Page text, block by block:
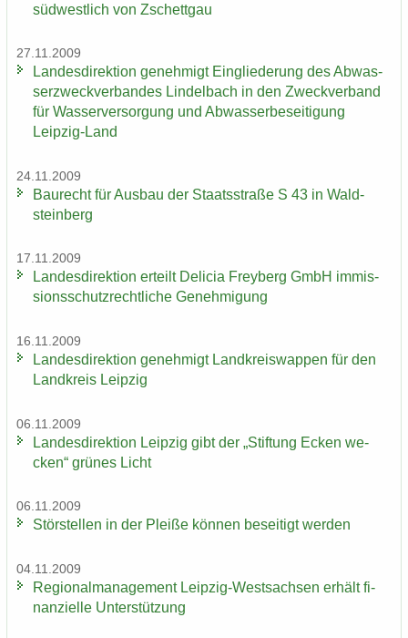
süd­west­lich von Zschett­gau
27.11.2009
Lan­des­di­rek­ti­on ge­neh­migt Ein­glie­de­rung des Ab­was­
ser­zweck­ver­ban­des Lindel­bach in den Zweck­ver­band
für Was­ser­ver­sor­gung und Ab­was­ser­be­sei­ti­gung
Leipzig-​Land
24.11.2009
Bau­recht für Aus­bau der Staats­stra­ße S 43 in Wald­
stein­berg
17.11.2009
Lan­des­di­rek­ti­on er­teilt De­li­cia Frey­berg GmbH im­mis­
si­ons­schutz­recht­li­che Ge­neh­mi­gung
16.11.2009
Lan­des­di­rek­ti­on ge­neh­migt Land­kreis­wap­pen für den
Land­kreis Leip­zig
06.11.2009
Lan­des­di­rek­ti­on Leip­zig gibt der „Stif­tung Ecken we­
cken“ grü­nes Licht
06.11.2009
Stör­stel­len in der Plei­ße kön­nen be­sei­tigt wer­den
04.11.2009
Re­gio­nal­ma­nage­ment Leipzig-​Westsachsen er­hält fi­
nan­zi­el­le Un­ter­stüt­zung